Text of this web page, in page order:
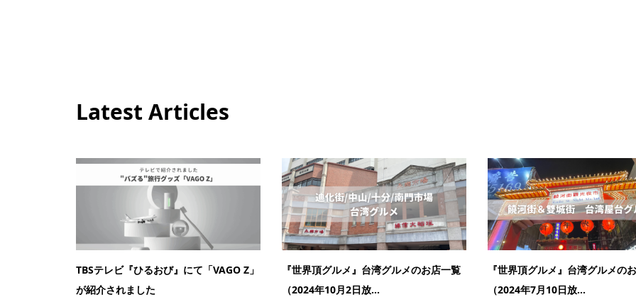
Latest Articles
TBSテレビ『ひるおび』にて「VAGO Z」
が紹介されました
『世界頂グルメ』台湾グルメのお店一覧
（2024年10月2日放...
『世界頂グルメ』台湾グルメの
（2024年7月10日放...